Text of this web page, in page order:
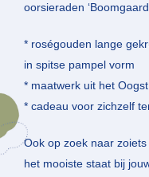
oorsieraden
* roségouden lange
in spitse pampel vorm
* maatwerk uit het
* cadeau voor zichzelf
Ook op zoek naar
het mooiste staat bij